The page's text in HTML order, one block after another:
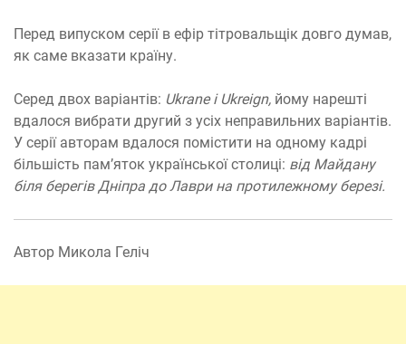
Перед випуском серії в ефір тітровальщік довго думав,
як саме вказати країну.
Серед двох варіантів: Ukrane і Ukreign, йому нарешті
вдалося вибрати другий з усіх неправильних варіантів.
У серії авторам вдалося помістити на одному кадрі
більшість пам’яток української столиці: від Майдану
біля берегів Дніпра до Лаври на протилежному березі.
Автор Микола Геліч